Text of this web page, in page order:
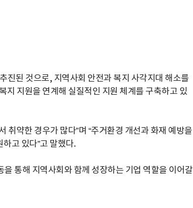
진된 것으로, 지역사회 안전과 복지 사각지대 해소를
지 지원을 연계해 실질적인 지원 체계를 구축하고 있
취약한 경우가 많다”며 “주거환경 개선과 화재 예방을
고 있다”고 말했다.
을 통해 지역사회와 함께 성장하는 기업 역할을 이어갈